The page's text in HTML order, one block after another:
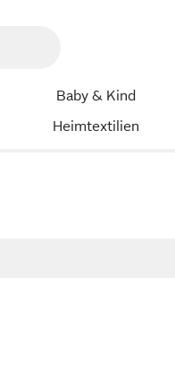
Baby & Kind
Heimtextilien